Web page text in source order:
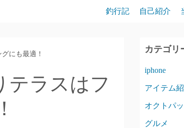
釣行記 自己紹介
にも最適！
テラスはフ
カテゴリ
iphone
アイテム
オクトパ
グルメ